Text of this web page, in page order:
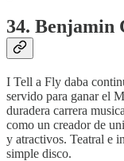
34. Benjamin
I Tell a Fly daba
servido para ganar el
duradera carrera
como un creador de
y atractivos. Teatral e
simple disco.